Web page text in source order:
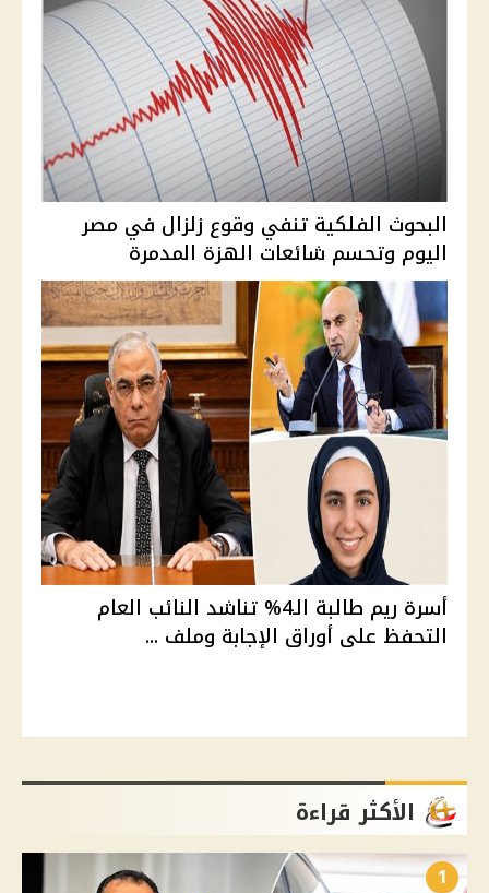
البحوث الفلكية تنفي وقوع زلزال في مصر
اليوم وتحسم شائعات الهزة المدمرة
أسرة ريم طالبة الـ4% تناشد النائب العام
التحفظ على أوراق الإجابة وملف ...
الأكثر قراءة
1